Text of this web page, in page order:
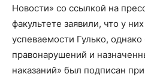
Новости» со ссылкой на
факультете заявили, что у
успеваемости Гулько,
правонарушений и
наказаний» был подписан